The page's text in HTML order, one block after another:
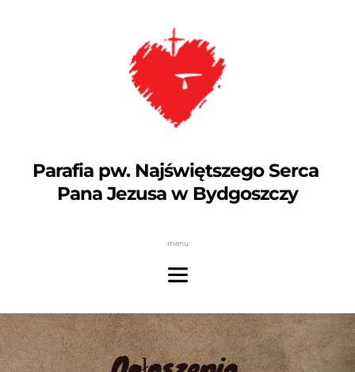
Parafia pw. Najświętszego Serca
Pana Jezusa w Bydgoszczy
menu